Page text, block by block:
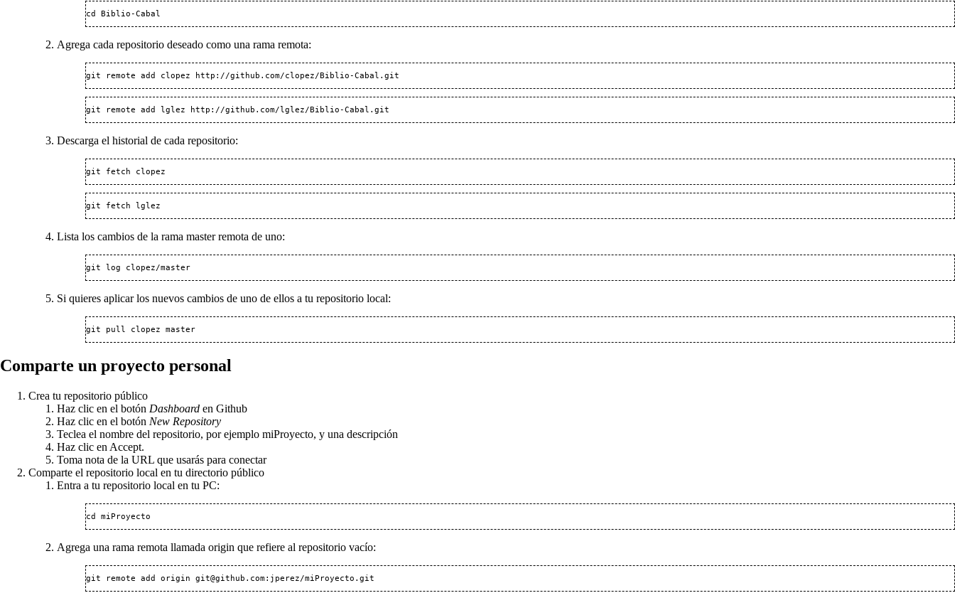
cd Biblio-Cabal
Agrega cada repositorio deseado como una rama remota:
git remote add clopez http://github.com/clopez/Biblio-Cabal.git
git remote add lglez http://github.com/lglez/Biblio-Cabal.git
Descarga el historial de cada repositorio:
git fetch clopez
git fetch lglez
Lista los cambios de la rama master remota de uno:
git log clopez/master
Si quieres aplicar los nuevos cambios de uno de ellos a tu repositorio local:
git pull clopez master
Comparte un proyecto personal
Crea tu repositorio público
Haz clic en el botón Dashboard en Github
Haz clic en el botón New Repository
Teclea el nombre del repositorio, por ejemplo miProyecto, y una descripción
Haz clic en Accept.
Toma nota de la URL que usarás para conectar
Comparte el repositorio local en tu directorio público
Entra a tu repositorio local en tu PC:
cd miProyecto
Agrega una rama remota llamada origin que refiere al repositorio vacío:
git remote add origin git@github.com:jperez/miProyecto.git